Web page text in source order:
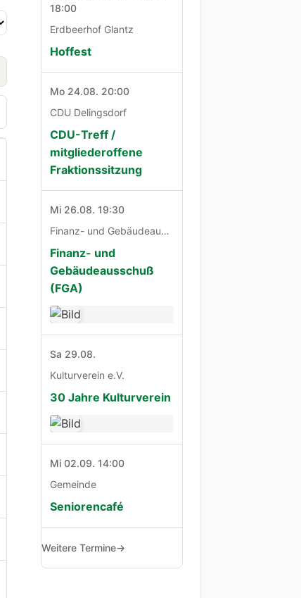
18:00
Erdbeerhof Glantz
Hoffest
Mo 24.08. 20:00
CDU Delingsdorf
CDU-Treff /
mitgliederoffene
Fraktionssitzung
Mi 26.08. 19:30
Finanz- und Gebäudeausschuß
Finanz- und
Gebäudeausschuß
(FGA)
Sa 29.08.
Kulturverein e.V.
30 Jahre Kulturverein
Mi 02.09. 14:00
Gemeinde
Seniorencafé
Weitere Termine→